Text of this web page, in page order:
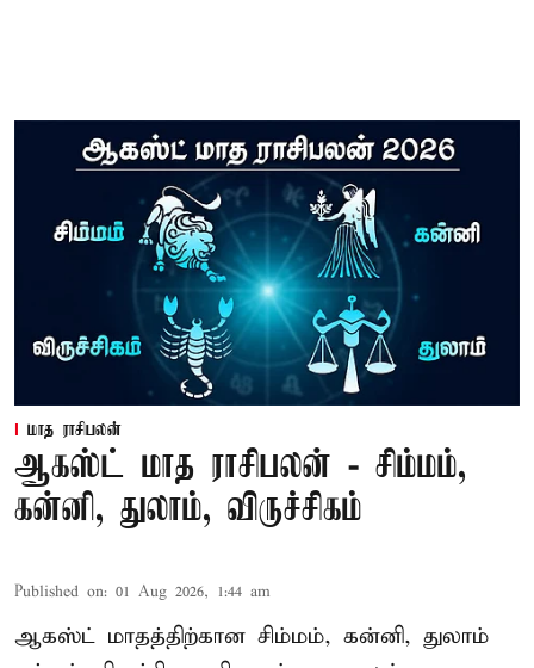
மாத ராசிபலன்
ஆகஸ்ட் மாத ராசிபலன் - சிம்மம்,
கன்னி, துலாம், விருச்சிகம்
Published on: 01 Aug 2026, 1:44 am
ஆகஸ்ட் மாதத்திற்கான சிம்மம், கன்னி, துலாம்